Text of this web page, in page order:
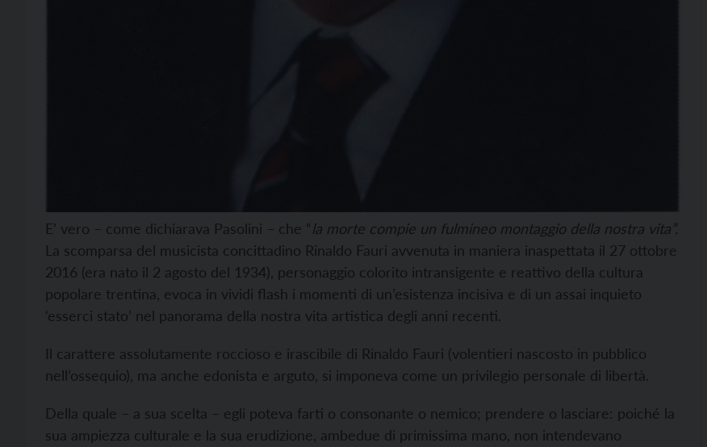
E’ vero – come dichiarava Pasolini – che “la morte compie un fulmineo montaggio della nostra vita”.
La scomparsa del musicista concittadino Rinaldo Fauri avvenuta in maniera inaspettata il 27 ottobre
2016 (era nato il 2 agosto del 1934), personaggio colorito intransigente e reattivo della cultura
popolare trentina, evoca in vividi flash i momenti di un’esistenza incisiva e di un assai inquieto
‘esserci stato’ nel panorama della nostra vita artistica degli anni recenti.
Il carattere assolutamente roccioso e irascibile di Rinaldo Fauri (volentieri nascosto in pubblico
nell’ossequio), ma anche edonista e arguto, si imponeva come un privilegio personale di libertà.
Della quale – a sua scelta – egli poteva farti o consonante o nemico; prendere o lasciare: poiché la
sua ampiezza culturale e la sua erudizione, ambedue di primissima mano, non intendevano